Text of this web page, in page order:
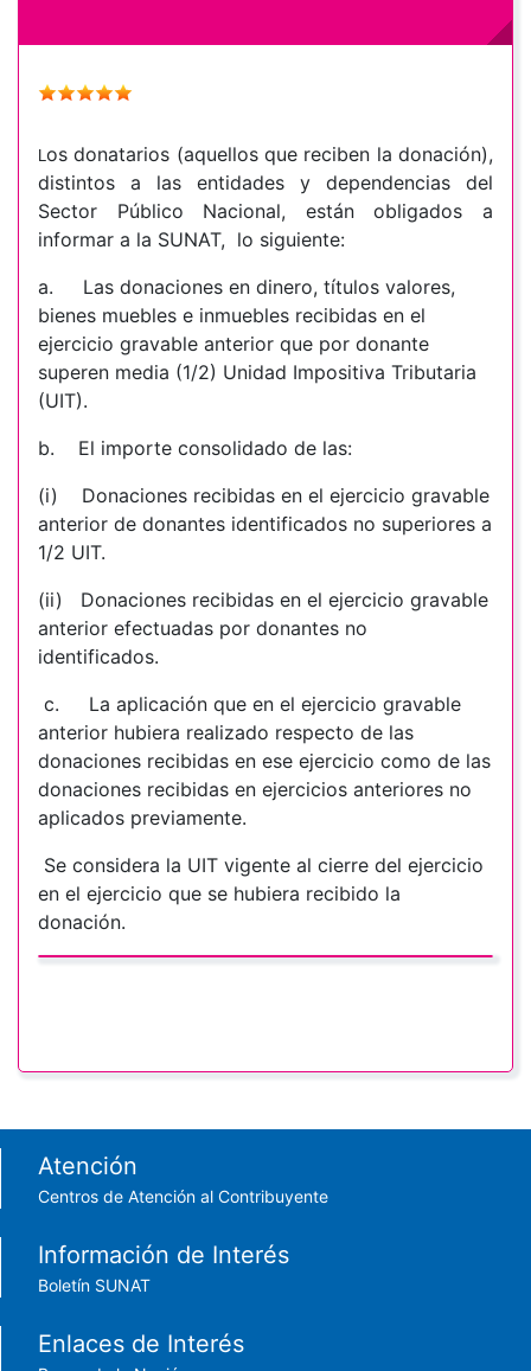
Los donatarios (aquellos que reciben la donación),
distintos a las entidades y dependencias del
Sector Público Nacional, están obligados a
informar a la SUNAT, lo siguiente:
a. Las donaciones en dinero, títulos valores,
bienes muebles e inmuebles recibidas en el
ejercicio gravable anterior que por donante
superen media (1/2) Unidad Impositiva Tributaria
(UIT).
b. El importe consolidado de las:
(i) Donaciones recibidas en el ejercicio gravable
anterior de donantes identificados no superiores a
1/2 UIT.
(ii) Donaciones recibidas en el ejercicio gravable
anterior efectuadas por donantes no
identificados.
c. La aplicación que en el ejercicio gravable
anterior hubiera realizado respecto de las
donaciones recibidas en ese ejercicio como de las
donaciones recibidas en ejercicios anteriores no
aplicados previamente.
Se considera la UIT vigente al cierre del ejercicio
en el ejercicio que se hubiera recibido la
donación.
Footer menu
Atención
Centros de Atención al Contribuyente
Información de Interés
Boletín SUNAT
Enlaces de Interés